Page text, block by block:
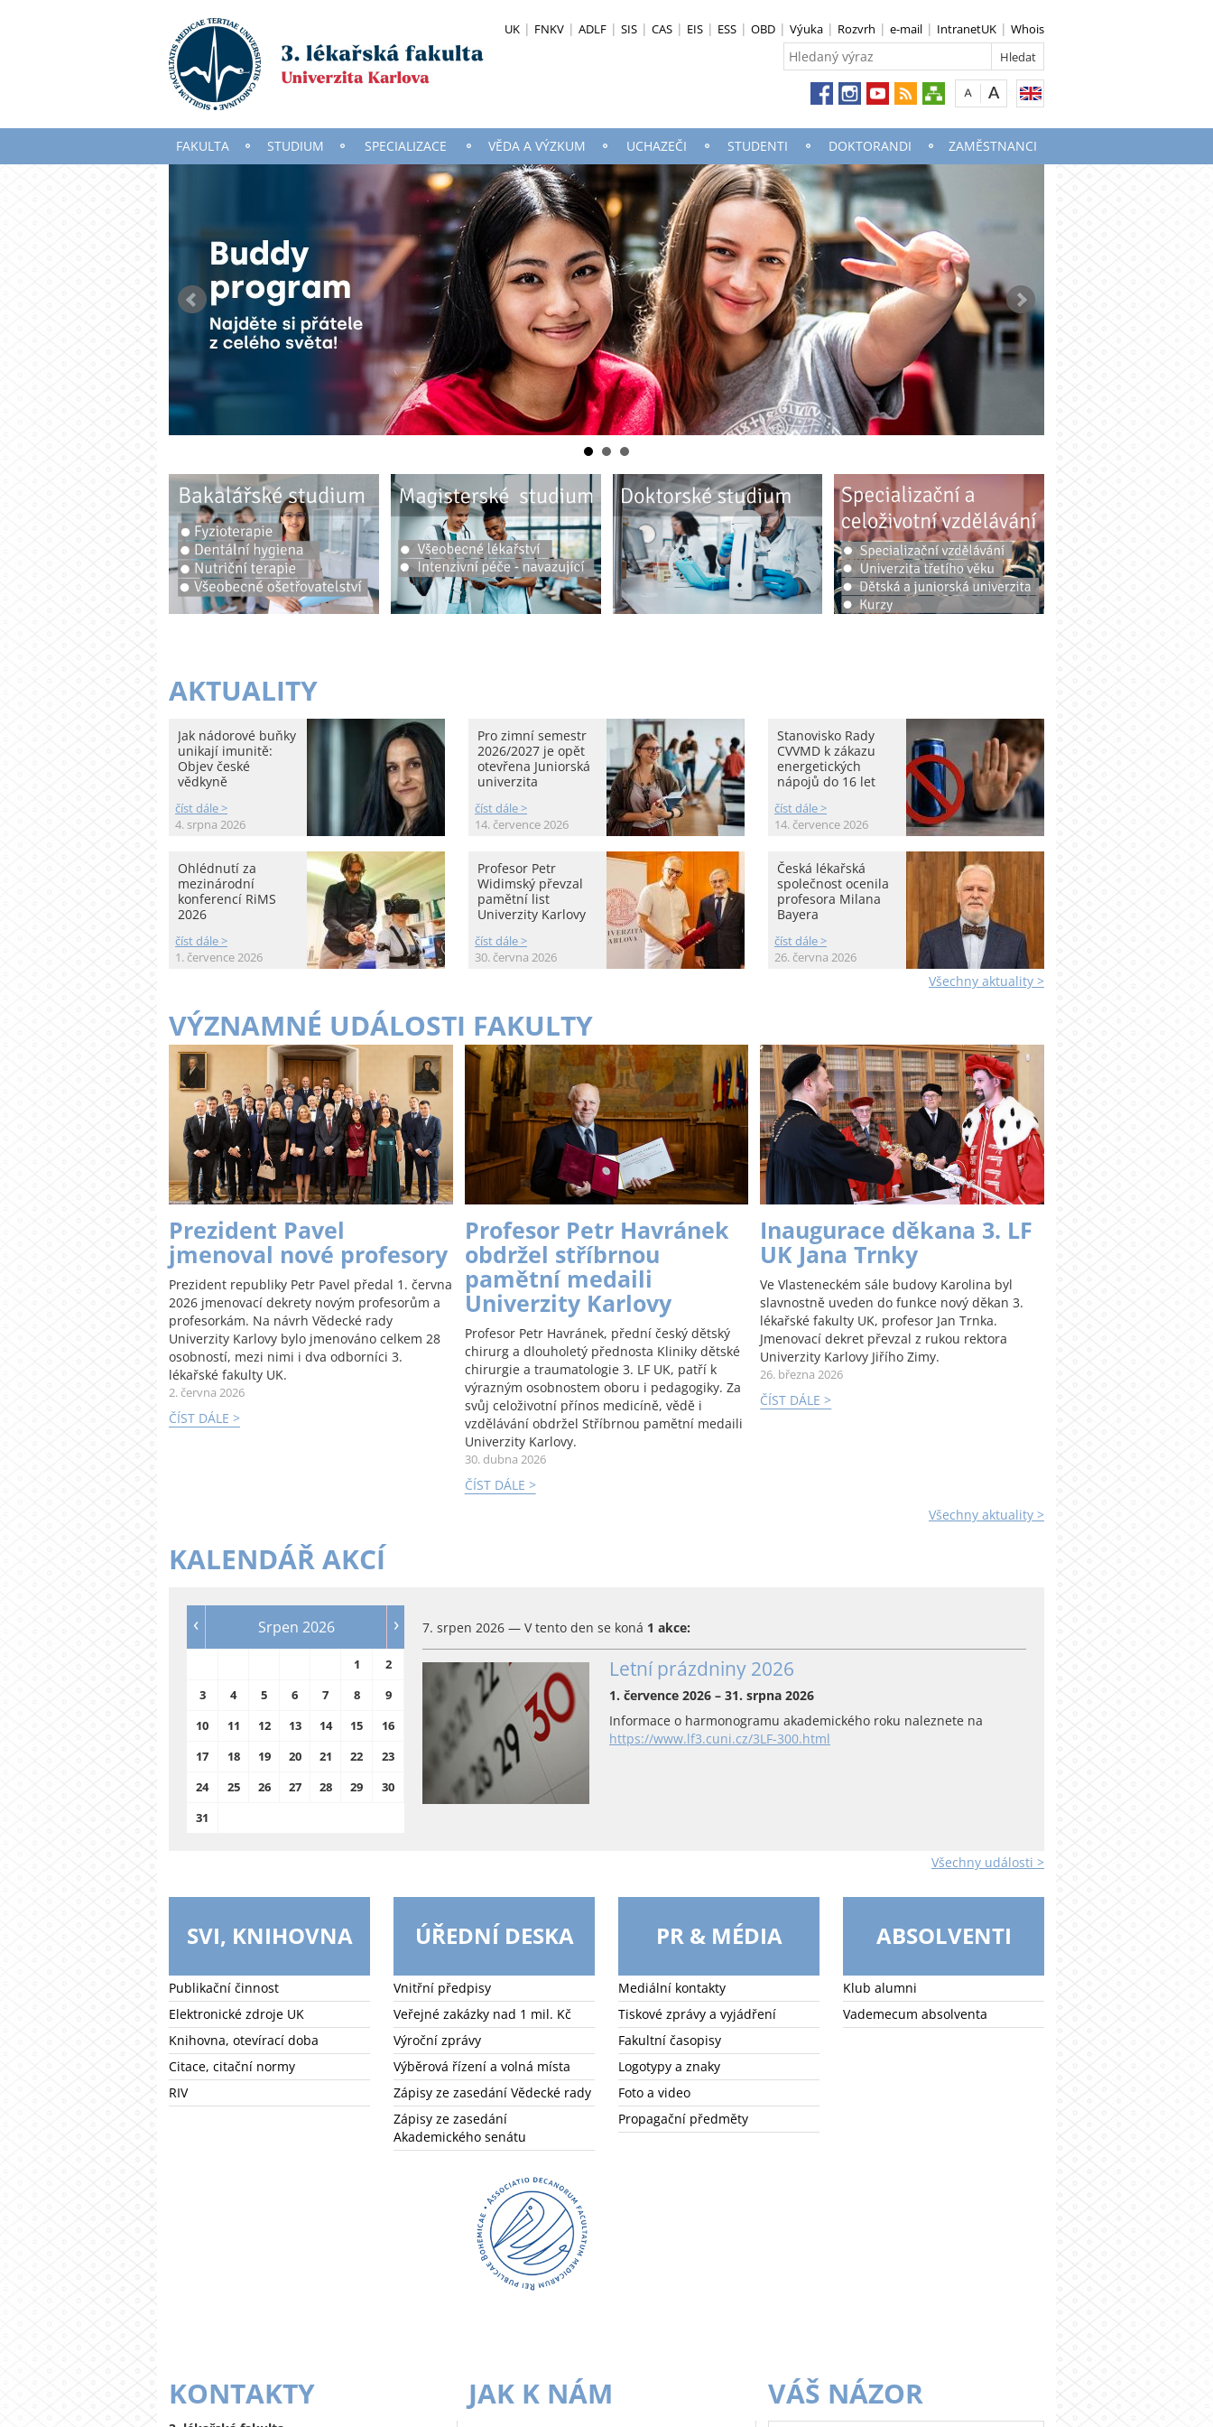
UK FNKV ADLF SIS CAS EIS ESS OBD Výuka Rozvrh e-mail IntranetUK Whois
FAKULTA STUDIUM SPECIALIZACE VĚDA A VÝZKUM UCHAZEČI STUDENTI DOKTORANDI ZAMĚSTNANCI
AKTUALITY
Jak nádorové buňky
unikají imunitě:
Objev české
vědkyně
číst dále >
4. srpna 2026
Pro zimní semestr
2026/2027 je opět
otevřena Juniorská
univerzita
číst dále >
14. července 2026
Stanovisko Rady
CVVMD k zákazu
energetických
nápojů do 16 let
číst dále >
14. července 2026
Ohlédnutí za
mezinárodní
konferencí RiMS
2026
číst dále >
1. července 2026
Profesor Petr
Widimský převzal
pamětní list
Univerzity Karlovy
číst dále >
30. června 2026
Česká lékařská
společnost ocenila
profesora Milana
Bayera
číst dále >
26. června 2026
Všechny aktuality >
VÝZNAMNÉ UDÁLOSTI FAKULTY
Prezident Pavel
jmenoval nové profesory
Prezident republiky Petr Pavel předal 1. června
2026 jmenovací dekrety novým profesorům a
profesorkám. Na návrh Vědecké rady
Univerzity Karlovy bylo jmenováno celkem 28
osobností, mezi nimi i dva odborníci 3.
lékařské fakulty UK.
2. června 2026
ČÍST DÁLE >
Profesor Petr Havránek
obdržel stříbrnou
pamětní medaili
Univerzity Karlovy
Profesor Petr Havránek, přední český dětský
chirurg a dlouholetý přednosta Kliniky dětské
chirurgie a traumatologie 3. LF UK, patří k
výrazným osobnostem oboru i pedagogiky. Za
svůj celoživotní přínos medicíně, vědě i
vzdělávání obdržel Stříbrnou pamětní medaili
Univerzity Karlovy.
30. dubna 2026
ČÍST DÁLE >
Inaugurace děkana 3. LF
UK Jana Trnky
Ve Vlasteneckém sále budovy Karolina byl
slavnostně uveden do funkce nový děkan 3.
lékařské fakulty UK, profesor Jan Trnka.
Jmenovací dekret převzal z rukou rektora
Univerzity Karlovy Jiřího Zimy.
26. března 2026
ČÍST DÁLE >
Všechny aktuality >
KALENDÁŘ AKCÍ
‹ Srpen 2026 ›
1
2
3
4 5 6 7 8
9
10
11 12 13 14 15
16
17
18 19 20 21 22
23
24
25 26 27 28 29
30
31
7. srpen 2026 — V tento den se koná 1 akce:
Letní prázdniny 2026
1. července 2026 – 31. srpna 2026
Informace o harmonogramu akademického roku naleznete na
https://www.lf3.cuni.cz/3LF-300.html
Všechny události >
SVI, KNIHOVNA
Publikační činnost
Elektronické zdroje UK
Knihovna, otevírací doba
Citace, citační normy
RIV
ÚŘEDNÍ DESKA
Vnitřní předpisy
Veřejné zakázky nad 1 mil. Kč
Výroční zprávy
Výběrová řízení a volná místa
Zápisy ze zasedání Vědecké rady
Zápisy ze zasedání
Akademického senátu
PR & MÉDIA
Mediální kontakty
Tiskové zprávy a vyjádření
Fakultní časopisy
Logotypy a znaky
Foto a video
Propagační předměty
ABSOLVENTI
Klub alumni
Vademecum absolventa
KONTAKTY JAK K NÁM VÁŠ NÁZOR